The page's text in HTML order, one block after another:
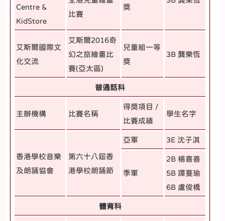
Centre &
KidStore
比賽
獎
艾斯爾國際文
化交流
艾斯爾2016奇
幻之旅繪畫比
賽(亞太區)
兒童組一等
獎
3B 龔樂恆
普通話科
主辦機構 比賽名稱
得獎項目 /
比賽成績
學生名字
香港學校音樂
及朗誦協會
第六十八屆香
港學校朗誦節
亞軍 3E 沈子淇
季軍
2B 楊喜善
5B 譚蔓瑜
6B 盧俊橋
體育科